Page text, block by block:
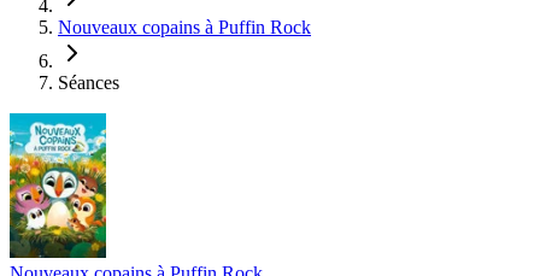
Nouveaux copains à Puffin Rock
Séances